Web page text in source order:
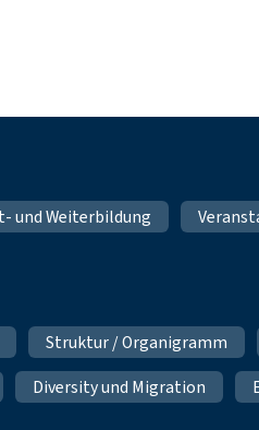
und Weiterbildung
Struktur / Organigramm
Diversity und Migration